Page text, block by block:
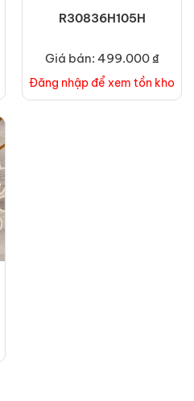
R30836H105H
Giá bán: 499.000 ₫
Đăng nhập để xem tồn kho